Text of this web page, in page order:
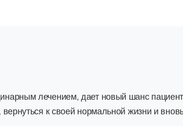
лечением, дает новый шанс
к своей нормальной жизни и